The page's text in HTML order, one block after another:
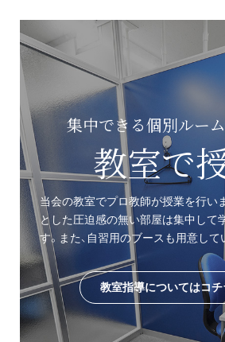
集中できる個別ルー
教室で
当会の教室でプロ教師が授業を行い
とした圧迫感の無い部屋は集中して
す。また、自習用のブースも用意して
教室指導についてはコ